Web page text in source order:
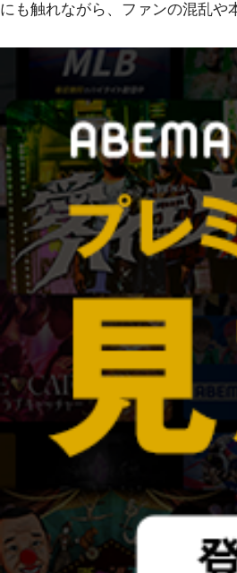
にも触れながら、ファンの混乱や